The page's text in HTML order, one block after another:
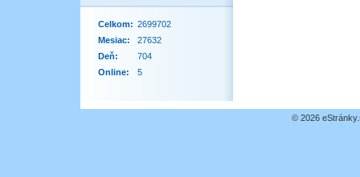
Online: 5
Celkom: 2699702
Mesiac:
27632
Deň:
704
© 2026